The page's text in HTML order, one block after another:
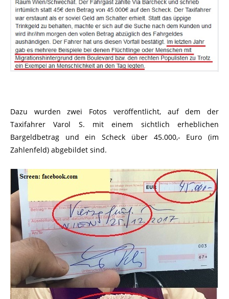
Dazu wurden zwei Fotos veröffentlicht, auf dem der
Taxifahrer Varol S. mit einem sichtlich erheblichen
Bargeldbetrag und ein Scheck über 45.000,- Euro (im
Zahlenfeld) abgebildet sind.